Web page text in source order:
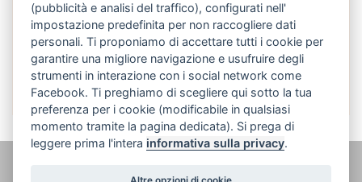
Italiano
(pubblicità e analisi del traffico), configurati nell'
impostazione predefinita per non raccogliere dati
personali. Ti proponiamo di accettare tutti i cookie per
garantire una migliore navigazione e usufruire degli
strumenti in interazione con i social network come
Facebook. Ti preghiamo di scegliere qui sotto la tua
preferenza per i cookie (modificabile in qualsiasi
momento tramite la pagina dedicata). Si prega di
leggere prima l'intera informativa sulla privacy.